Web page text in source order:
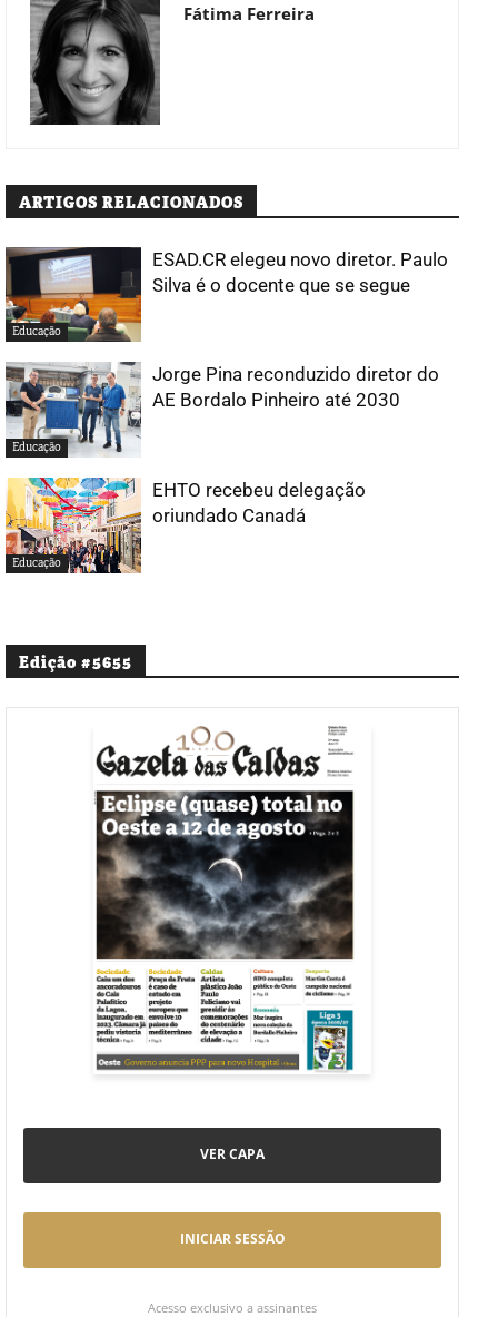
Fátima Ferreira
ARTIGOS RELACIONADOS
Educação
ESAD.CR elegeu novo diretor. Paulo
Silva é o docente que se segue
Educação
Jorge Pina reconduzido diretor do
AE Bordalo Pinheiro até 2030
Educação
EHTO recebeu delegação
oriundado Canadá
Edição #5655
VER CAPA
INICIAR SESSÃO
Acesso exclusivo a assinantes